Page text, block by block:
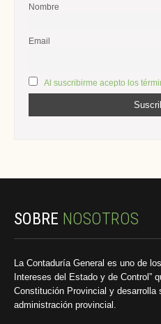
Nombre
Email
Al suscribirme acepto los
SOBRE NOSOTROS
La Contaduría General es uno de
Intereses del Estado y de Control”
Constitución Provincial y
administración provincial.